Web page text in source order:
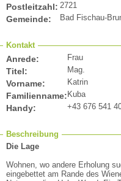
Postleitzahl: 2721
Gemeinde: Bad Fischau-
Kontakt
Anrede: Frau
Titel: Mag.
Vorname: Katrin
Familienname: Kuba
Handy: +43 676 541
Beschreibung
Die Lage
Wohnen, wo andere Erholung
eingebettet am Rande des